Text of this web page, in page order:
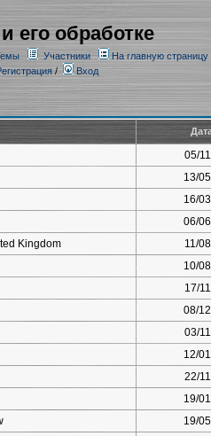
его обработке
Участники
На главную страницу
/ Вход
05/
13/
16/
06/
Kingdom 11/
10/
17/
08/
03/
12/
22/
19/
19/